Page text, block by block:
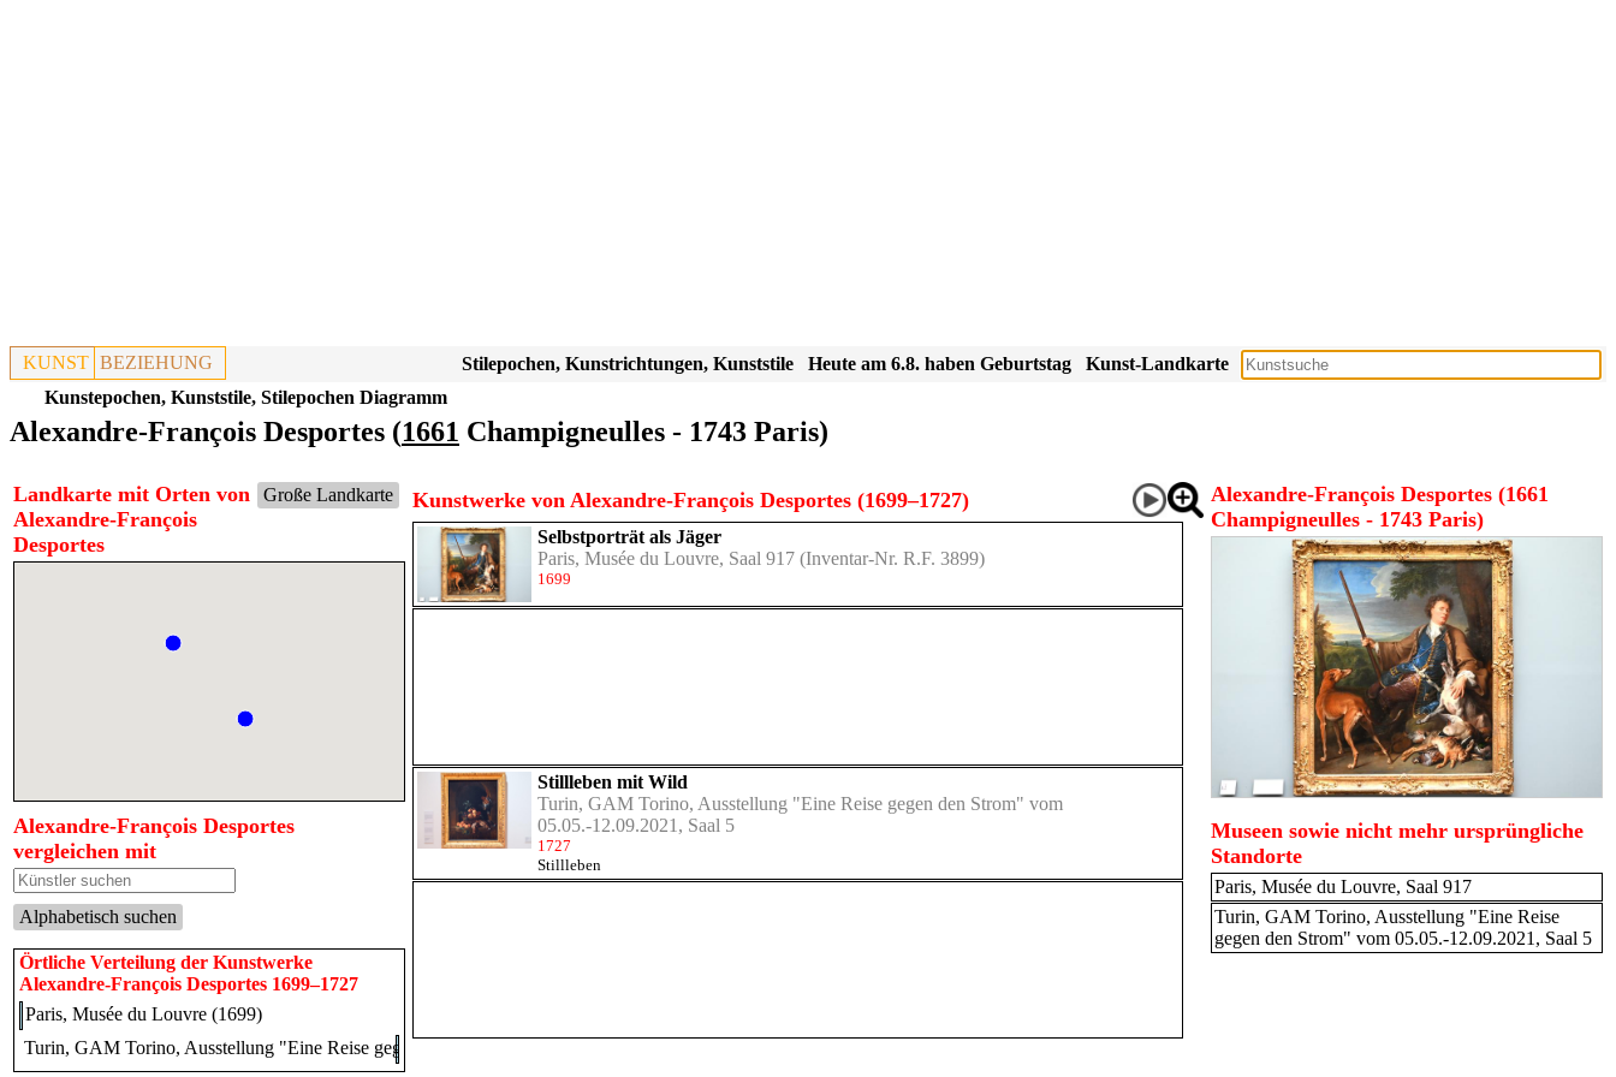
KUNST BEZIEHUNG Kunst-Landkarte
Heute am 6.8. haben Geburtstag
Stilepochen, Kunstrichtungen, Kunststile
Kunstepochen, Kunststile, Stilepochen Diagramm
Alexandre-François Desportes (1661 Champigneulles - 1743 Paris)
Große Landkarte
Landkarte mit Orten von
Alexandre-François
Desportes
Alexandre-François Desportes
vergleichen mit
Alphabetisch suchen
Örtliche Verteilung der Kunstwerke
Alexandre-François Desportes 1699–1727
Paris, Musée du Louvre (1699)
Turin, GAM Torino, Ausstellung "Eine Reise gegen den Strom" vom 05.05.-12.09.2021 (1727)
Kunstwerke von Alexandre-François Desportes (1699–1727)
Selbstporträt als Jäger
Paris, Musée du Louvre, Saal 917 (Inventar-Nr. R.F. 3899)
1699
Stillleben mit Wild
Turin, GAM Torino, Ausstellung "Eine Reise gegen den Strom" vom
05.05.-12.09.2021, Saal 5
1727
Stillleben
Alexandre-François Desportes (1661
Champigneulles - 1743 Paris)
Museen sowie nicht mehr ursprüngliche
Standorte
Paris, Musée du Louvre, Saal 917
Turin, GAM Torino, Ausstellung "Eine Reise
gegen den Strom" vom 05.05.-12.09.2021, Saal 5